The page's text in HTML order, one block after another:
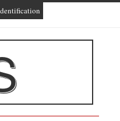
Ajout texte ou poème